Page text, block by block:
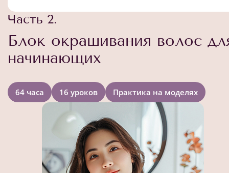
Часть 2.
Блок окрашивания волос
начинающих
64 часа 16 уроков Практика на моделях